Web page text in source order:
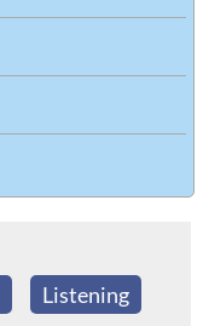
Listening